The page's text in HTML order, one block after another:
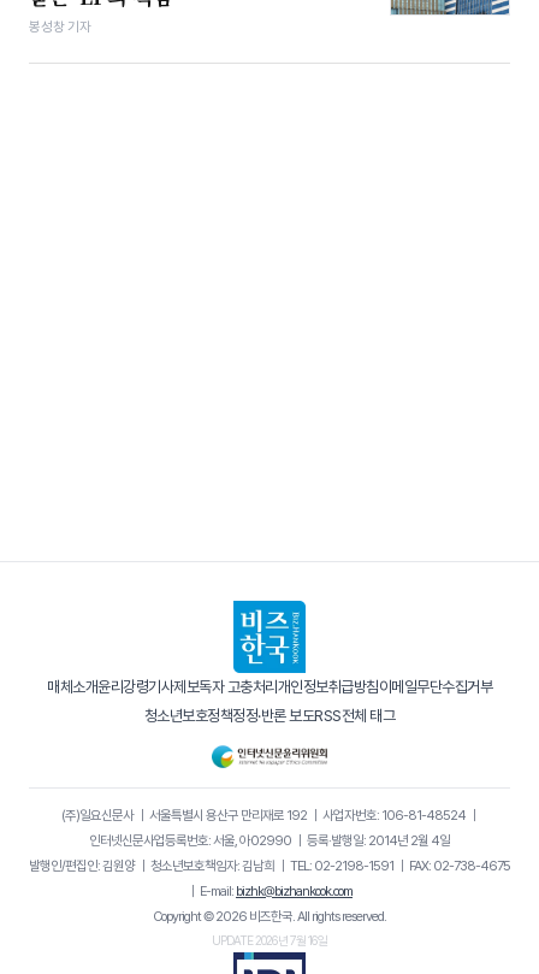
봉성창 기자
매체소개윤리강령기사제보독자 고충처리 개인정보취급방침이메일무단수집거부
청소년보호정책정정·반론 보도RSS전체 태그
(주)일요신문사｜ 서울특별시 용산구 만리재로 192｜ 사업자번호: 106-81-48524｜
인터넷신문사업등록번호: 서울, 아02990
등록·발행일: 2014년 2월 4일
발행인/편집인: 김원양｜ 청소년보호책임자: 김남희 TEL: 02-2198-1591
FAX: 02-738-4675
E-mail: bizhk@bizhankook.com
Copyright © 2026 비즈한국. All rights reserved.
UPDATE 2026년 7월 16일